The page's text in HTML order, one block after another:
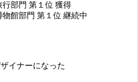
行部門 第１位 獲得
物館部門 第１位 継続中
イナーになった